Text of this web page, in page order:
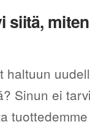
siitä,
haltuun
Sinun ei